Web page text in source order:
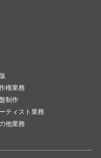
権業務
制作
ティスト業務
他業務